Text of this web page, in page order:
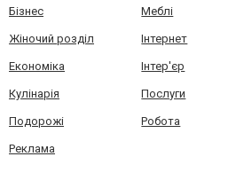
Бізнес Меблі
Жіночий розділ Інтернет
Економіка Інтер'єр
Кулінарія Послуги
Подорожі Робота
Реклама